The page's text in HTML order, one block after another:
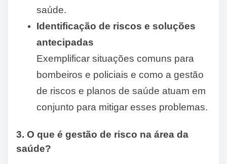
saúde.
Identificação de riscos e soluções
antecipadas
Exemplificar situações comuns para
bombeiros e policiais e como a gestão
de riscos e planos de saúde atuam em
conjunto para mitigar esses problemas.
3. O que é gestão de risco na área da
saúde?